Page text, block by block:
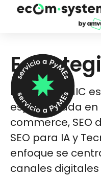
Estrategia MIC
especializada en
commerce, SEO
SEO para IA y
enfoque se
canales